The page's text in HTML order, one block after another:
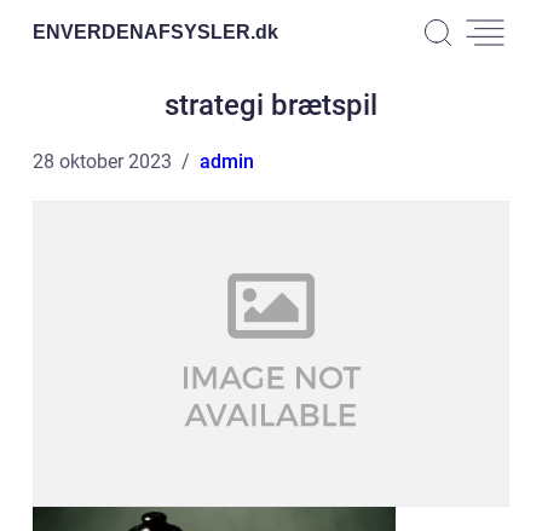
ENVERDENAFSYSLER.dk
strategi brætspil
28 oktober 2023 admin